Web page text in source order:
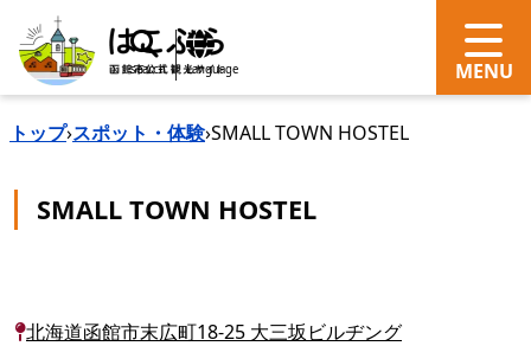
search Language
トップ›スポット・体験›SMALL TOWN HOSTEL
SMALL TOWN HOSTEL
北海道函館市末広町18-25 大三坂ビルヂング